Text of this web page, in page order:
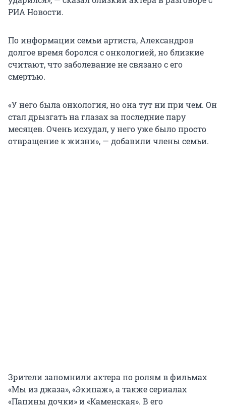
РИА Новости.
По информации семьи артиста, Александров
долгое время боролся с онкологией, но близкие
считают, что заболевание не связано с его
смертью.
«У него была онкология, но она тут ни при чем. Он
стал дрызгать на глазах за последние пару
месяцев. Очень исхудал, у него уже было просто
отвращение к жизни», — добавили члены семьи.
Зрители запомнили актера по ролям в фильмах
«Мы из джаза», «Экипаж», а также сериалах
«Папины дочки» и «Каменская». В его